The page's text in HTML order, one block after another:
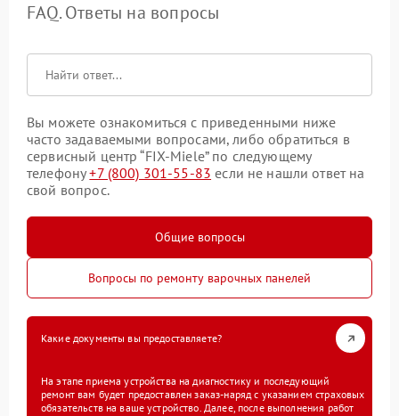
FAQ. Ответы на вопросы
Вы можете ознакомиться с приведенными ниже
часто задаваемыми вопросами, либо обратиться в
сервисный центр “FIX-Miele” по следующему
телефону+7 (800) 301-55-83 если не нашли ответ на
свой вопрос.
Общие вопросы
Вопросы по ремонту варочных панелей
Какие документы вы предоставляете?
На этапе приема устройства на диагностику и последующий
ремонт вам будет предоставлен заказ-наряд с указанием страховых
обязательств на ваше устройство. Далее, после выполнения работ